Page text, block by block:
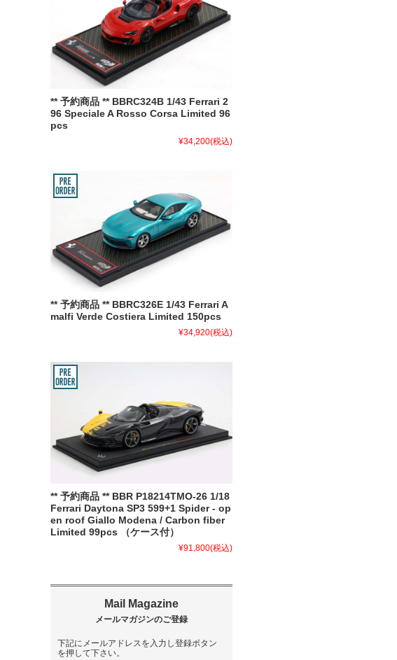
** 予約商品 ** BBRC324B 1/43 Ferrari 2
96 Speciale A Rosso Corsa Limited 96
pcs
¥34,200(税込)
** 予約商品 ** BBRC326E 1/43 Ferrari A
malfi Verde Costiera Limited 150pcs
¥34,920(税込)
** 予約商品 ** BBR P18214TMO-26 1/18
Ferrari Daytona SP3 599+1 Spider - op
en roof Giallo Modena / Carbon fiber
Limited 99pcs （ケース付）
¥91,800(税込)
下記にメールアドレスを入力し登録ボタン
を押して下さい。